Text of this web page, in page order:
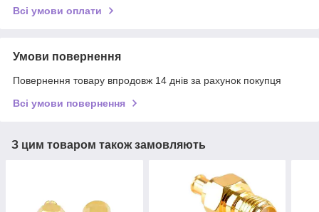
Всі умови оплати
Умови повернення
Повернення товару впродовж 14 днів за рахунок покупця
Всі умови повернення
З цим товаром також замовляють